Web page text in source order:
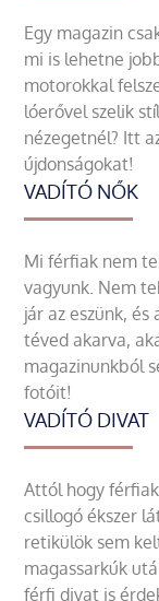
Egy magazin
mi is lehetne
motorokkal
lóerővel szelik
nézegetnél? Itt
újdonságokat!
VADÍTÓ NŐK
Mi férfiak nem
vagyunk. Nem
jár az eszünk,
téved akarva,
magazinunkból
fotóit!
VADÍTÓ DIVAT
Attól hogy
csillogó ékszer
retikülök sem
magassarkúk
férfi divat is